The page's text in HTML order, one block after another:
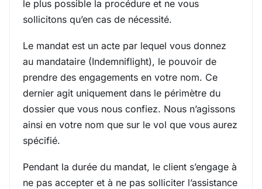
le plus possible la procédure et ne vous
sollicitons qu’en cas de nécessité.
Le mandat est un acte par lequel vous donnez
au mandataire (Indemniflight), le pouvoir de
prendre des engagements en votre nom. Ce
dernier agit uniquement dans le périmètre du
dossier que vous nous confiez. Nous n’agissons
ainsi en votre nom que sur le vol que vous aurez
spécifié.
Pendant la durée du mandat, le client s’engage à
ne pas accepter et à ne pas solliciter l’assistance